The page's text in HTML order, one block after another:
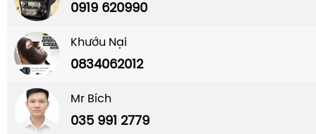
0919 620990
Khướu Nại
0834062012
Mr Bích
035 991 2779